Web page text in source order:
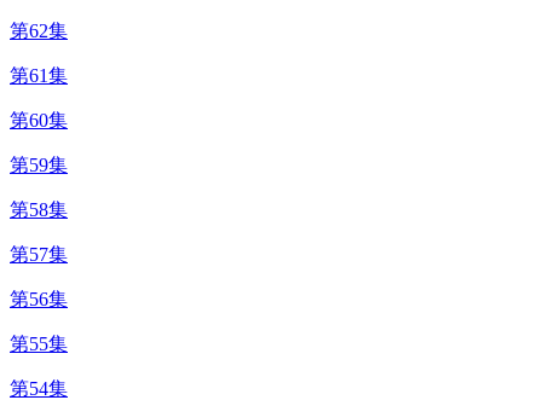
第62集
第61集
第60集
第59集
第58集
第57集
第56集
第55集
第54集